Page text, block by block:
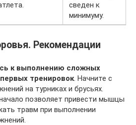
сведен к
минимуму.
Рекомендации
к выполнению сложных
тренировок. Начните с
на турниках и брусьях.
позволяет привести мышцы
травм при выполнении